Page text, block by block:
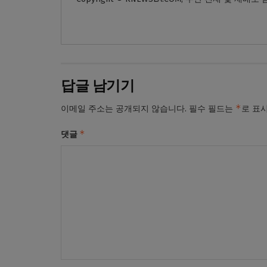
답글 남기기
이메일 주소는 공개되지 않습니다. 필수 필드는 *로 표
댓글 *